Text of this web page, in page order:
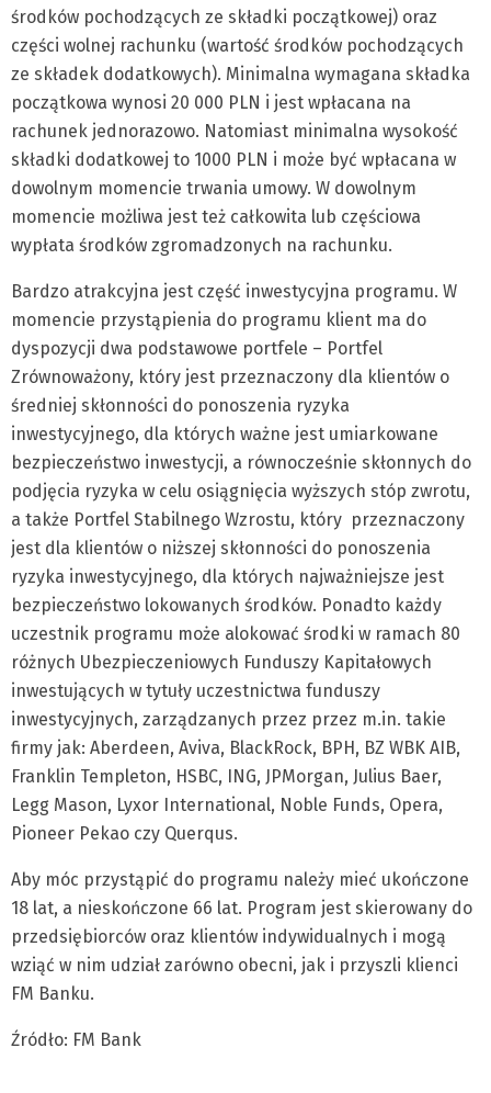
środków pochodzących ze składki początkowej) oraz
części wolnej rachunku (wartość środków pochodzących
ze składek dodatkowych). Minimalna wymagana składka
początkowa wynosi 20 000 PLN i jest wpłacana na
rachunek jednorazowo. Natomiast minimalna wysokość
składki dodatkowej to 1000 PLN i może być wpłacana w
dowolnym momencie trwania umowy. W dowolnym
momencie możliwa jest też całkowita lub częściowa
wypłata środków zgromadzonych na rachunku.
Bardzo atrakcyjna jest część inwestycyjna programu. W
momencie przystąpienia do programu klient ma do
dyspozycji dwa podstawowe portfele – Portfel
Zrównoważony, który jest przeznaczony dla klientów o
średniej skłonności do ponoszenia ryzyka
inwestycyjnego, dla których ważne jest umiarkowane
bezpieczeństwo inwestycji, a równocześnie skłonnych do
podjęcia ryzyka w celu osiągnięcia wyższych stóp zwrotu,
a także Portfel Stabilnego Wzrostu, który przeznaczony
jest dla klientów o niższej skłonności do ponoszenia
ryzyka inwestycyjnego, dla których najważniejsze jest
bezpieczeństwo lokowanych środków. Ponadto każdy
uczestnik programu może alokować środki w ramach 80
różnych Ubezpieczeniowych Funduszy Kapitałowych
inwestujących w tytuły uczestnictwa funduszy
inwestycyjnych, zarządzanych przez przez m.in. takie
firmy jak: Aberdeen, Aviva, BlackRock, BPH, BZ WBK AIB,
Franklin Templeton, HSBC, ING, JPMorgan, Julius Baer,
Legg Mason, Lyxor International, Noble Funds, Opera,
Pioneer Pekao czy Querqus.
Aby móc przystąpić do programu należy mieć ukończone
18 lat, a nieskończone 66 lat. Program jest skierowany do
przedsiębiorców oraz klientów indywidualnych i mogą
wziąć w nim udział zarówno obecni, jak i przyszli klienci
FM Banku.
Źródło: FM Bank